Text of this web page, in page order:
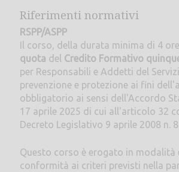
Riferimenti normativi
RSPP/ASPP
Il corso, della durata minima di 4
quota del Credito Formativo
per Responsabili e Addetti del
prevenzione e protezione ai fini
obbligatorio ai sensi dell'Accordo
17 aprile 2025 di cui all'articolo 32
Decreto Legislativo 9 aprile 2008 n.
Questo corso è erogato in modalità
conformità ai criteri previsti nella